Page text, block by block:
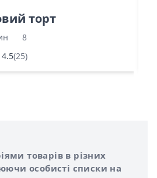
торт
8
4.5(25)
товарів в різних
особисті списки на